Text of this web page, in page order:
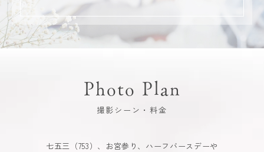
Photo Plan
撮影シーン・料金
七五三（753）、お宮参り、ハーフバースデーや